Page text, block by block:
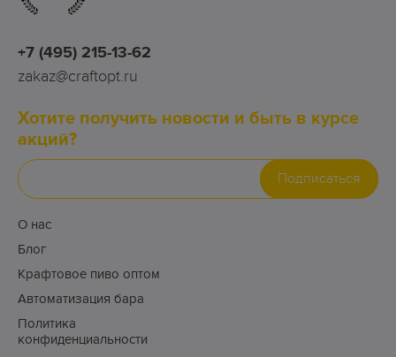
+7 (495) 215-13-62
zakaz@craftopt.ru
Хотите получить новости и быть в курсе
акций?
Подписаться
О нас
Блог
Крафтовое пиво оптом
Автоматизация бара
Политика
конфиденциальности